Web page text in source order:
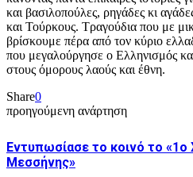
και βασιλοπούλες, ρηγάδες κι
και Τούρκους. Τραγούδια που με
βρίσκουμε πέρα από τον κύριο
που μεγαλούργησε ο Ελληνισμός
στους όμορους λαούς και έθνη.
Share0
προηγούμενη ανάρτηση
Εντυπωσίασε το κοινό το
Μεσσήνης»